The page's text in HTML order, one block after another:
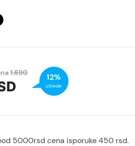
1.690 12%
uštede
5000rsd cena isporuke 450 rsd.